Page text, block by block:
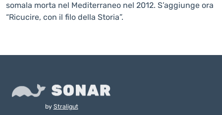
somala morta nel Mediterraneo nel 2012. S’aggiunge ora
“Ricucire, con il filo della Storia”.
by Straligut